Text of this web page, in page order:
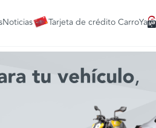
Noticias Tarjeta de crédito CarroYa